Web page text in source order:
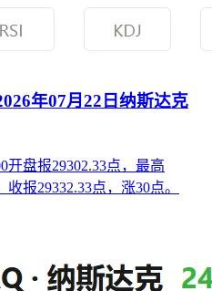
年07月22日纳斯达克
开盘报29302.33点，最高
报29332.33点，涨30点。